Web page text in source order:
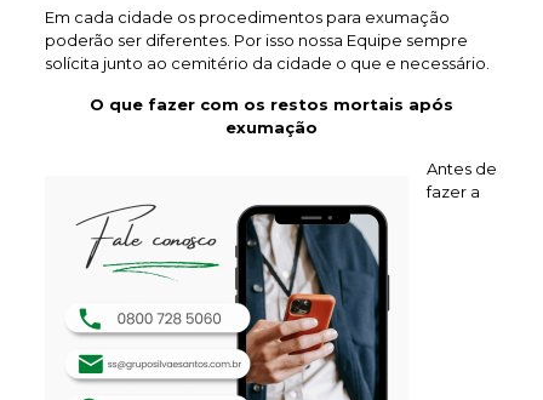
Em cada cidade os procedimentos para exumação
poderão ser diferentes. Por isso nossa Equipe sempre
solícita junto ao cemitério da cidade o que e necessário.
O que fazer com os restos mortais após
exumação
Antes de
fazer a